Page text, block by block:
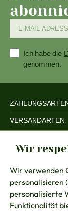
Ich habe die
genommen.
VERSANDARTEN
RECHTLICHES
BERATUNG
KONTAKT
Wir
Wir verwenden
personalisieren
personalisierte
Funktionalität